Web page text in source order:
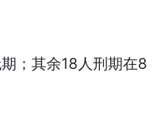
；其余18人刑期在8